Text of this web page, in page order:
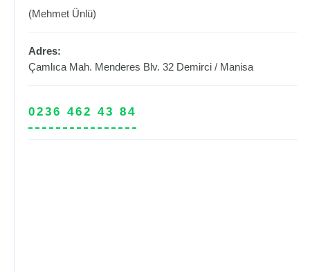
(Mehmet Ünlü)
Adres:
Çamlıca Mah. Menderes Blv. 32 Demirci / Manisa
0236 462 43 84